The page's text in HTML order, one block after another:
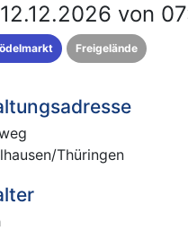
von
Freigelände
Thüringen